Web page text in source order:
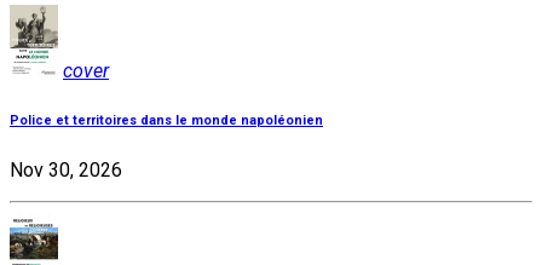
cover
Police et territoires dans le monde napoléonien
Nov 30, 2026